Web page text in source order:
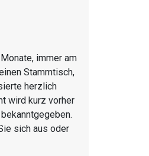
immer am
Stammtisch,
herzlich
wird kurz vorher
sich aus oder